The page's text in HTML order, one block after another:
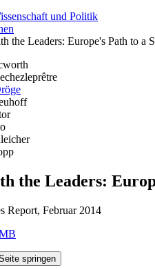
und Politik
the Leaders: Europe's Path to a
the Leaders:
Report, Februar 2014
springen